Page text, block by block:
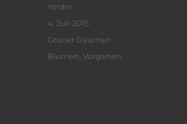
Autor
Yordin
Veröffentlicht
4. Juli 2015
Kategorien
Grüner Daumen
Schlagwörter
Blumen ,Vorgarten